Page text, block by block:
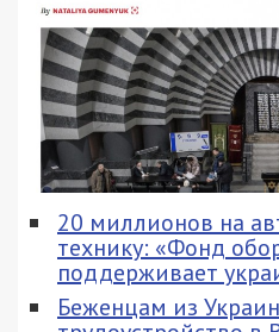
20 миллионов на
технику: «Фонд
поддерживает
Беженцам из